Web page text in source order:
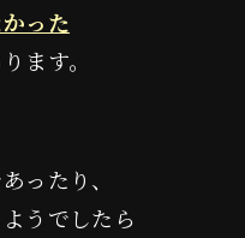
った
ます。
ったり、
うでしたら